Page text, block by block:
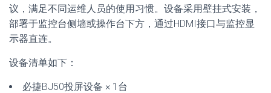
议，满足不同运维人员的使用习惯。设备采用壁挂式安装，
部署于监控台侧墙或操作台下方，通过HDMI接口与监控显
示器直连。
设备清单如下：
必捷BJ50投屏设备 × 1台